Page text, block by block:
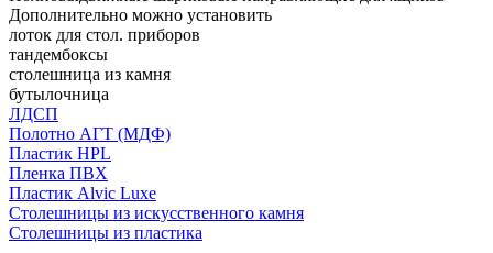
Дополнительно можно установить
лоток для стол. приборов
тандембоксы
столешница из камня
бутылочница
ЛДСП
Полотно АГТ (МДФ)
Пластик HPL
Пленка ПВХ
Пластик Alvic Luxe
Столешницы из искусственного камня
Столешницы из пластика